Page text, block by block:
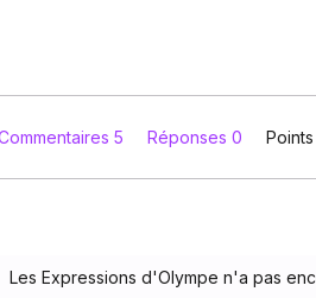
5 Réponses 0 Points
Les Expressions d'Olympe n'a pas